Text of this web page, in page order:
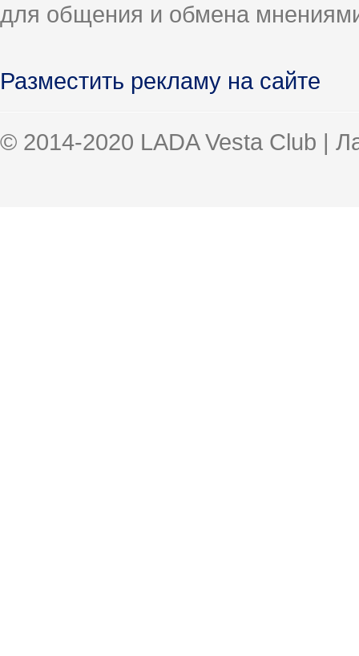
для общения и обмена
Разместить рекламу на сайте
© 2014-2020 LADA Vesta Club |